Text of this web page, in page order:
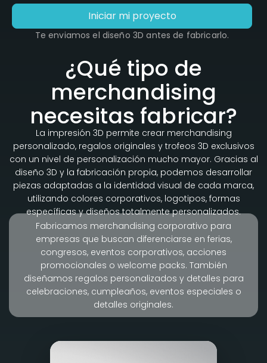
Iniciar mi proyecto
Te enviamos el diseño 3D antes de fabricarlo.
¿Qué tipo de
merchandising
necesitas fabricar?
La impresión 3D permite crear merchandising
personalizado, regalos originales y trofeos 3D exclusivos
con un nivel de personalización mucho mayor. Gracias al
diseño 3D y la fabricación propia, podemos desarrollar
piezas adaptadas a la identidad visual de cada marca,
utilizando colores corporativos, logotipos, formas
específicas y diseños totalmente personalizados.
Fabricamos merchandising corporativo para
empresas que buscan diferenciarse en ferias,
congresos, eventos corporativos, acciones
promocionales o welcome packs. También
diseñamos regalos personalizados y detalles para
celebraciones, cumpleaños, eventos especiales o
detalles originales.